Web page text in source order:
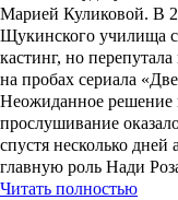
Марией Куликовой. В
Щукинского училища
кастинг, но
на пробах сериала
Неожиданное решение
прослушивание
спустя несколько дней
главную роль Нади
Читать полностью